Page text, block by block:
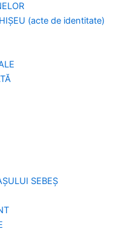
(acte de identitate)
SEBEȘ